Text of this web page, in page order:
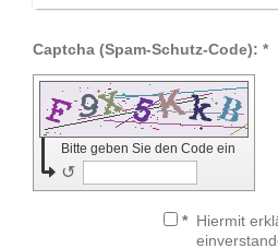
Captcha (Spam-Schutz-Code): *
Bitte geben Sie den Code ein
↺
* Hiermit